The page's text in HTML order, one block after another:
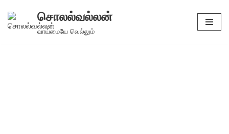
Skip
சொலல்வல்லன்
வாய்மையே வெல்லும்